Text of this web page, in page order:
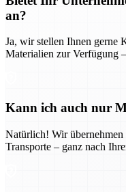
an?
Ja, wir stellen Ihnen gerne
Materialien zur Verfügung
Kann ich auch nur
Natürlich! Wir übernehmen
Transporte – ganz nach